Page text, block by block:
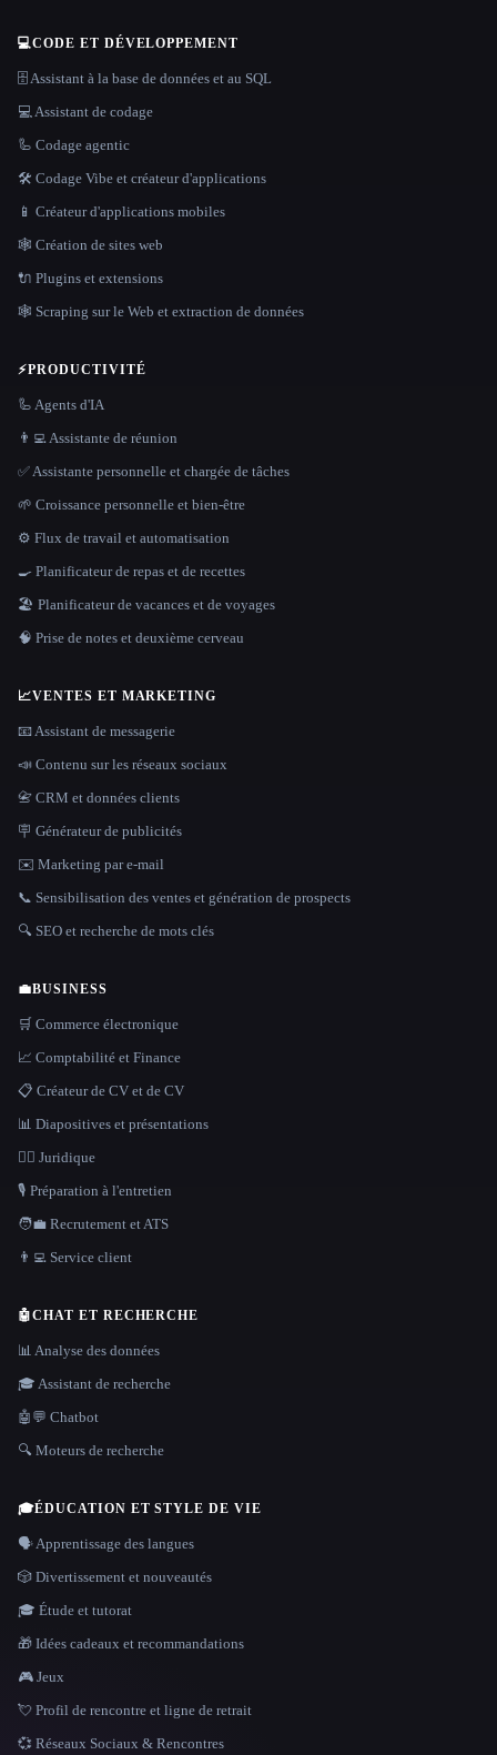
💻CODE ET DÉVELOPPEMENT
🗄️ Assistant à la base de données et au SQL
💻 Assistant de codage
🦾 Codage agentic
🛠️ Codage Vibe et créateur d'applications
📱 Créateur d'applications mobiles
🕸 Création de sites web
🔌 Plugins et extensions
🕸️ Scraping sur le Web et extraction de données
⚡PRODUCTIVITÉ
🦾 Agents d'IA
👨‍💻 Assistante de réunion
✅ Assistante personnelle et chargée de tâches
🌱 Croissance personnelle et bien-être
⚙️ Flux de travail et automatisation
🍳 Planificateur de repas et de recettes
🏖 Planificateur de vacances et de voyages
🧠 Prise de notes et deuxième cerveau
📈VENTES ET MARKETING
📧 Assistant de messagerie
📣 Contenu sur les réseaux sociaux
📇 CRM et données clients
🪧 Générateur de publicités
✉️ Marketing par e-mail
📞 Sensibilisation des ventes et génération de prospects
🔍 SEO et recherche de mots clés
💼BUSINESS
🛒 Commerce électronique
📈 Comptabilité et Finance
📋 Créateur de CV et de CV
📊 Diapositives et présentations
👩‍⚖️ Juridique
🎙️ Préparation à l'entretien
🧑‍💼 Recrutement et ATS
👨‍💻 Service client
🤖CHAT ET RECHERCHE
📊 Analyse des données
🎓 Assistant de recherche
🤖💬 Chatbot
🔍 Moteurs de recherche
🎓ÉDUCATION ET STYLE DE VIE
🗣️ Apprentissage des langues
🎲 Divertissement et nouveautés
🎓 Étude et tutorat
🎁 Idées cadeaux et recommandations
🎮 Jeux
💘 Profil de rencontre et ligne de retrait
💞 Réseaux Sociaux & Rencontres